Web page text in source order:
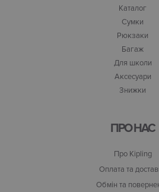
Каталог
Сумки
Рюкзаки
Багаж
Для школи
Аксесуари
Знижки
ПРО НАС
Про Kipling
Оплата та
Обмін та